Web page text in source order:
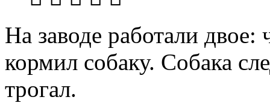
На заводе работали двое:
кормил собаку. Собака
трогал.